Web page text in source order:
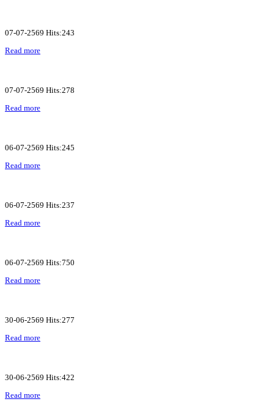
07-07-2569 Hits:243
Read more
07-07-2569 Hits:278
Read more
06-07-2569 Hits:245
Read more
06-07-2569 Hits:237
Read more
06-07-2569 Hits:750
Read more
30-06-2569 Hits:277
Read more
30-06-2569 Hits:422
Read more